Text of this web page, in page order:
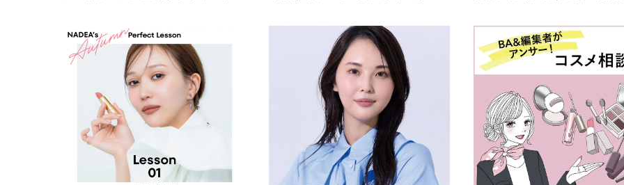
リニューアルオープン
＆メイクアップアーティスト
NADEAさんが登場。コントラ
をテーマに2つの最旬メイク
してくれました。WEBでは
細プロセスでHOW TOを公開
す！※西武東戸塚S.C.は除く